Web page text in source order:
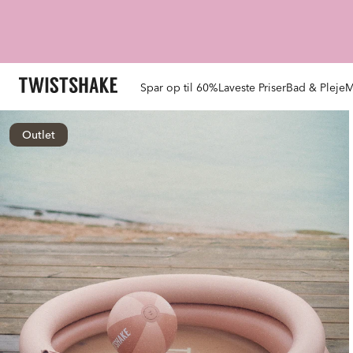
Spar op til 60%Laveste PriserBad & Pleje
Outlet